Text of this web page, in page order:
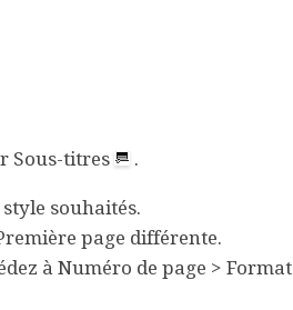
Sous-titres .
souhaités.
page différente.
à Numéro de page > Format